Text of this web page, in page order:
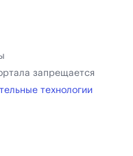
запрещается
технологии